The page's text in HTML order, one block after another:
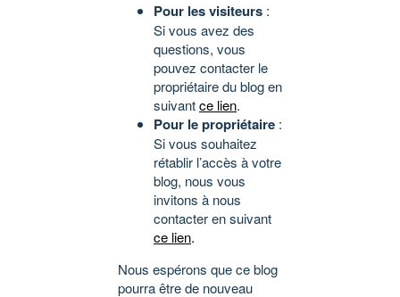
Pour les visiteurs :
Si vous avez des
questions, vous
pouvez contacter le
propriétaire du blog en
suivantce lien.
Pour le propriétaire :
Si vous souhaitez
rétablir l’accès à votre
blog, nous vous
invitons à nous
contacter en suivant
ce lien.
Nous espérons que ce blog
pourra être de nouveau